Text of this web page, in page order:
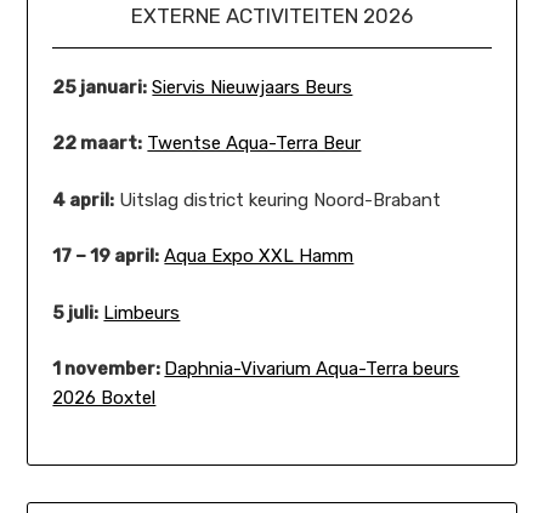
EXTERNE ACTIVITEITEN 2026
25 januari: Siervis Nieuwjaars Beurs
22 maart: Twentse Aqua-Terra Beur
4 april: Uitslag district keuring Noord-Brabant
17 – 19 april: Aqua Expo XXL Hamm
5 juli: Limbeurs
1 november: Daphnia-Vivarium Aqua-Terra beurs
2026 Boxtel